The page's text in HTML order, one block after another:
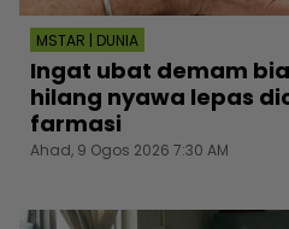
MSTAR | DUNIA
Ingat ubat demam
hilang nyawa lepas
farmasi
Ahad, 9 Ogos 2026 7:30 AM